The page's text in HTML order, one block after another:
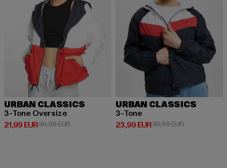
URBAN CLASSICS
3-Tone Oversize
21,99 EUR
Derzeitiger Preis: 21,99 EUR
39,99 EURAktionspreis: 39,99 EUR
URBAN CLASSICS
3-Tone
23,99 EUR
Derzeitiger Preis: 23,99 EUR
39,99 EURAktionspreis: